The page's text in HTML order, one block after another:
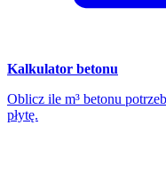
Kalkulator betonu
Oblicz ile m³ betonu
płytę.